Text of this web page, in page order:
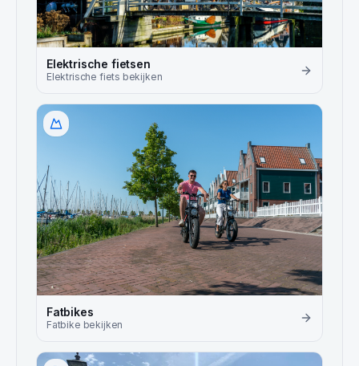
Elektrische fietsen
Elektrische fiets bekijken
Fatbikes
Fatbike bekijken